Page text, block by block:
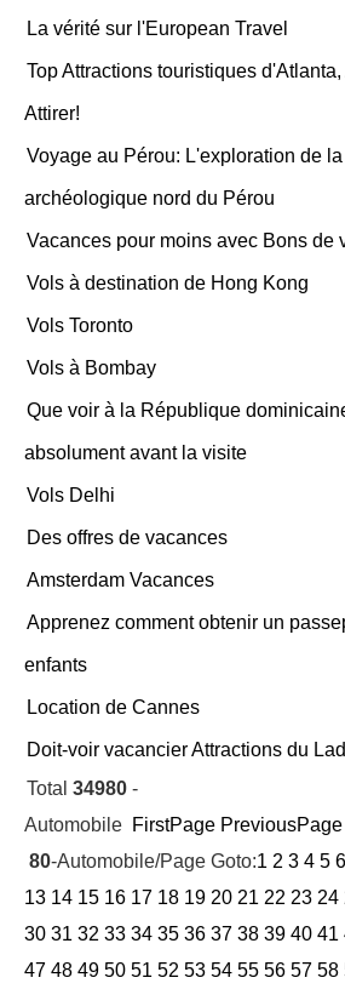
La vérité sur l'European Travel
Top Attractions touristiques
Attirer!
Voyage au Pérou: L'exploration de
archéologique nord du Pérou
Vacances pour moins avec Bons de
Vols à destination de Hong Kong
Vols Toronto
Vols à Bombay
Que voir à la République
absolument avant la visite
Vols Delhi
Des offres de vacances
Amsterdam Vacances
Apprenez comment obtenir un
enfants
Location de Cannes
Doit-voir vacancier Attractions du
Total 34980 -
Automobile FirstPage PreviousPage
80-Automobile/Page Goto:1 2 3 4 5 6
13 14 15 16 17 18 19 20 21 22 23 24
30 31 32 33 34 35 36 37 38 39 40 41
47 48 49 50 51 52 53 54 55 56 57 58